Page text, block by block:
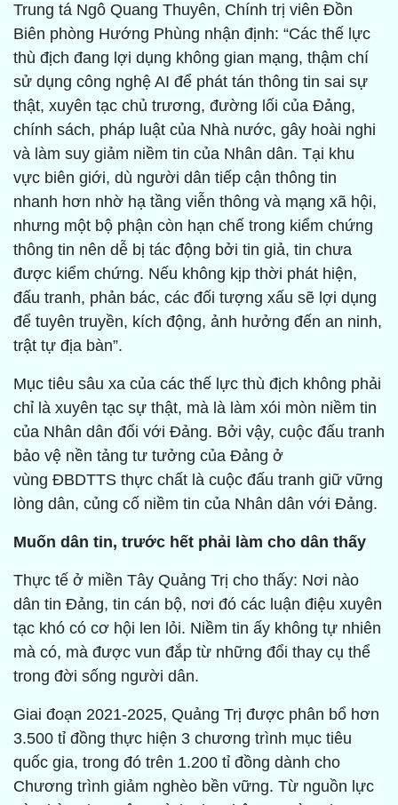
Trung tá Ngô Quang Thuyên, Chính trị viên Đồn
Biên phòng Hướng Phùng nhận định: “Các thế lực
thù địch đang lợi dụng không gian mạng, thậm chí
sử dụng công nghệ AI để phát tán thông tin sai sự
thật, xuyên tạc chủ trương, đường lối của Đảng,
chính sách, pháp luật của Nhà nước, gây hoài nghi
và làm suy giảm niềm tin của Nhân dân. Tại khu
vực biên giới, dù người dân tiếp cận thông tin
nhanh hơn nhờ hạ tầng viễn thông và mạng xã hội,
nhưng một bộ phận còn hạn chế trong kiểm chứng
thông tin nên dễ bị tác động bởi tin giả, tin chưa
được kiểm chứng. Nếu không kịp thời phát hiện,
đấu tranh, phản bác, các đối tượng xấu sẽ lợi dụng
để tuyên truyền, kích động, ảnh hưởng đến an ninh,
trật tự địa bàn”.
Mục tiêu sâu xa của các thế lực thù địch không phải
chỉ là xuyên tạc sự thật, mà là làm xói mòn niềm tin
của Nhân dân đối với Đảng. Bởi vậy, cuộc đấu tranh
bảo vệ nền tảng tư tưởng của Đảng ở
vùng ĐBDTTS thực chất là cuộc đấu tranh giữ vững
lòng dân, củng cố niềm tin của Nhân dân với Đảng.
Muốn dân tin, trước hết phải làm cho dân thấy
Thực tế ở miền Tây Quảng Trị cho thấy: Nơi nào
dân tin Đảng, tin cán bộ, nơi đó các luận điệu xuyên
tạc khó có cơ hội len lỏi. Niềm tin ấy không tự nhiên
mà có, mà được vun đắp từ những đổi thay cụ thể
trong đời sống người dân.
Giai đoạn 2021-2025, Quảng Trị được phân bổ hơn
3.500 tỉ đồng thực hiện 3 chương trình mục tiêu
quốc gia, trong đó trên 1.200 tỉ đồng dành cho
Chương trình giảm nghèo bền vững. Từ nguồn lực